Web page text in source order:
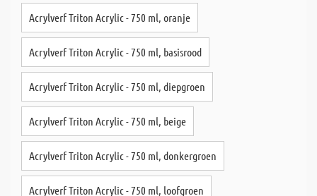
Acrylverf Triton Acrylic - 750 ml, oranje
Acrylverf Triton Acrylic - 750 ml, basisrood
Acrylverf Triton Acrylic - 750 ml, diepgroen
Acrylverf Triton Acrylic - 750 ml, beige
Acrylverf Triton Acrylic - 750 ml, donkergroen
Acrylverf Triton Acrylic - 750 ml, loofgroen